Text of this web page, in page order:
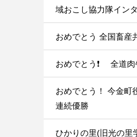
域おこし協力隊イン
おめでとう 全国畜産
おめでとう❗ 全道肉
おめでとう！ 今金町
連続優勝
ひかりの里(旧光の里